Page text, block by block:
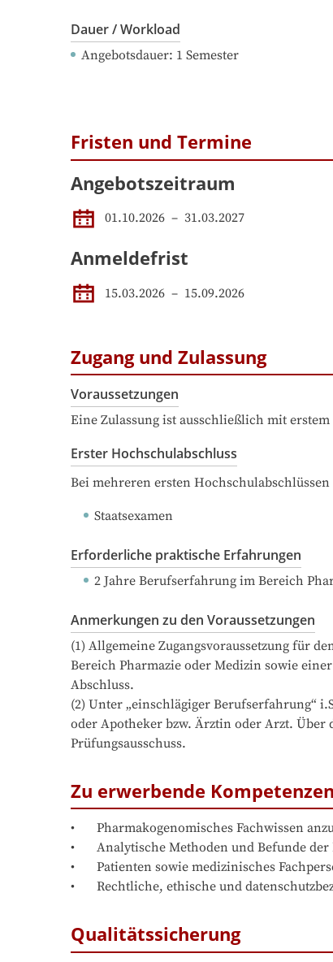
Dauer / Workload
Angebotsdauer: 1 Semester
Fristen und Termine
Angebotszeitraum
01.10.2026 – 31.03.2027
Anmeldefrist
15.03.2026 – 15.09.2026
Zugang und Zulassung
Voraussetzungen
Eine Zulassung ist ausschließlich mit
Erster Hochschulabschluss
Bei mehreren ersten
Staatsexamen
Erforderliche praktische Erfahrungen
2 Jahre Berufserfahrung im Bereich
Anmerkungen zu den Voraussetzungen
(1) Allgemeine Zugangsvoraussetzung für
Bereich Pharmazie oder Medizin sowie
Abschluss.
(2) Unter „einschlägiger Berufserfahrung“
oder Apotheker bzw. Ärztin oder Arzt. Über
Prüfungsausschuss.
Zu erwerbende Kompetenzen
•	Pharmakogenomisches Fachwissen anzuwenden
•	Analytische Methoden und Befunde der Pharmakogenetik sachgerecht zu interpretieren und daraus fundierte Therapieempfehlungen abzuleiten
•	Patienten sowie medizinisches Fachpersonal kompetent und adressatengerecht zu pharmakogenetischen Ergebnissen zu beraten
•	Rechtliche, ethische und
Qualitätssicherung